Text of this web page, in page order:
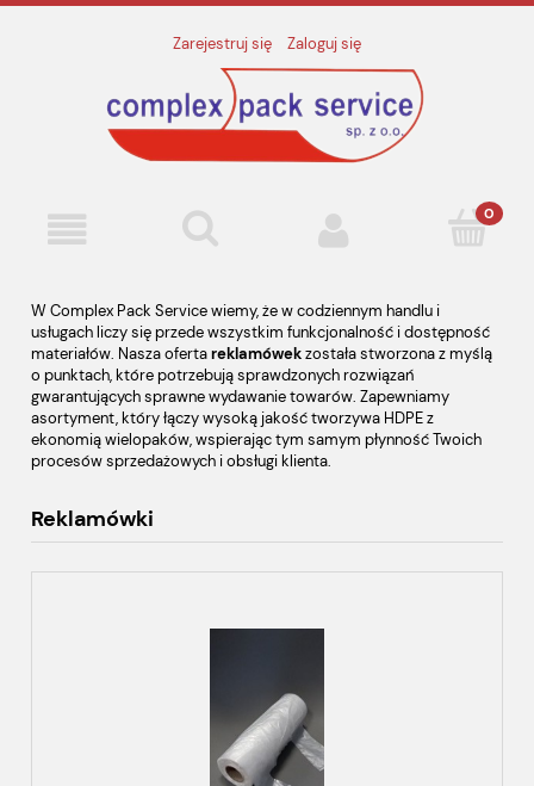
Zarejestruj się Zaloguj się
W Complex Pack Service wiemy, że w codziennym handlu i
usługach liczy się przede wszystkim funkcjonalność i dostępność
materiałów. Nasza ofertareklamówekzostała stworzona z myślą
o punktach, które potrzebują sprawdzonych rozwiązań
gwarantujących sprawne wydawanie towarów. Zapewniamy
asortyment, który łączy wysoką jakość tworzywa HDPE z
ekonomią wielopaków, wspierając tym samym płynność Twoich
procesów sprzedażowych i obsługi klienta.
Reklamówki